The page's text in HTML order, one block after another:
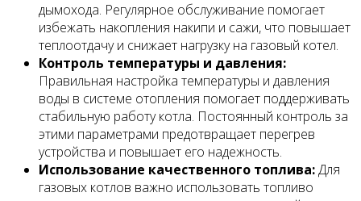
дымохода. Регулярное обслуживание помогает
избежать накопления накипи и сажи, что повышает
теплоотдачу и снижает нагрузку на газовый котел.
Контроль температуры и давления:
Правильная настройка температуры и давления
воды в системе отопления помогает поддерживать
стабильную работу котла. Постоянный контроль за
этими параметрами предотвращает перегрев
устройства и повышает его надежность.
Использование качественного топлива:Для
газовых котлов важно использовать топливо